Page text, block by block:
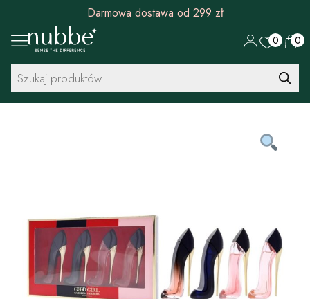
Darmowa dostawa od 299 zł
0 0
Wyszukiwarka
produktów